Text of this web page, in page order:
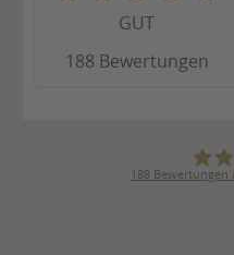
GUT
188 Bewertungen
188 Bewertungen